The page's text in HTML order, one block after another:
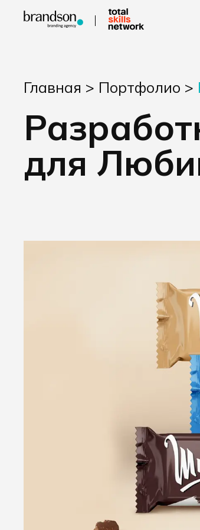
Главная > Портфолио >
для